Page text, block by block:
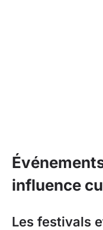
influence
Les festivals